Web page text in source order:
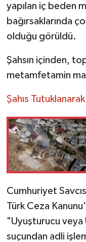
yapılan iç beden
bağırsaklarında
olduğu görüldü.
Şahsın içinden,
metamfetamin
Şahıs
Cumhuriyet
Türk Ceza
"Uyuşturucu veya
suçundan adli